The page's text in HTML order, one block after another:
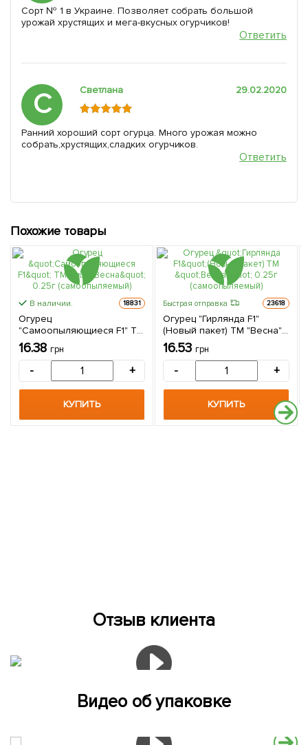
Сорт № 1 в Украине. Позволяет собрать большой
урожай хрустящих и мега-вкусных огурчиков!
Ответить
С Светлана 29.02.2020
Ранний хороший сорт огурца. Много урожая можно
собрать,хрустящих,сладких огурчиков.
Ответить
Похожие товары
В наличии. 18831
Огурец
"Самоопыляющиеся F1" ТМ
"Весна" 0.25г
(самоопыляемый)
16.38 грн
- +
КУПИТЬ
Быстрая отправка 23618
Огурец "Гирлянда F1"
(Новый пакет) ТМ "Весна"
0.25г (самоопыляемый)
16.53 грн
- +
КУПИТЬ
Отзыв клиента
Видео об упаковке